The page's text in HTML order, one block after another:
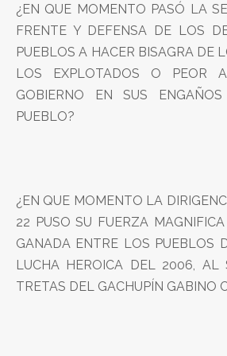
¿EN QUE MOMENTO PASÓ LA
FRENTE Y DEFENSA DE LOS
PUEBLOS A HACER BISAGRA DE
LOS EXPLOTADOS O PEOR
GOBIERNO EN SUS
PUEBLO?
¿EN QUE MOMENTO LA
22 PUSO SU FUERZA
GANADA ENTRE LOS PUEBLOS
LUCHA HEROICA DEL 2006, AL
TRETAS DEL GACHUPÍN GABINO